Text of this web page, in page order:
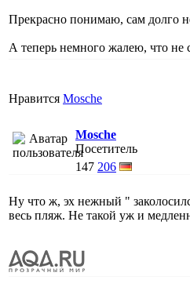
Прекрасно понимаю, сам долго
А теперь немного жалею, что не
Нравится Mosche
Mosche
Посетитель
147 206
Ну что ж, эх нежный "
весь пляж. Не такой уж и